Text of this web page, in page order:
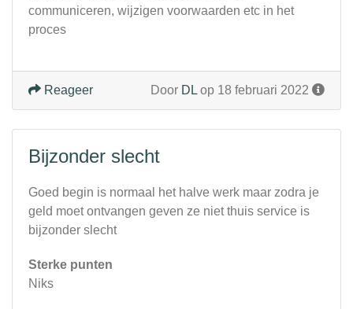
communiceren, wijzigen voorwaarden etc in het
proces
Door DL op 18 februari 2022
Reageer
Bijzonder slecht
Goed begin is normaal het halve werk maar zodra je
geld moet ontvangen geven ze niet thuis service is
bijzonder slecht
Sterke punten
Niks